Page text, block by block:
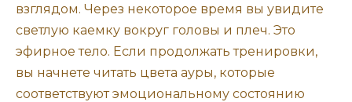
взглядом. Через некоторое время вы увидите
светлую каемку вокруг головы и плеч. Это
эфирное тело. Если продолжать тренировки,
вы начнете читать цвета ауры, которые
соответствуют эмоциональному состоянию